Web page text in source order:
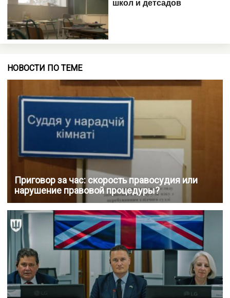
НОВОСТИ ПО ТЕМЕ
Приговор за час: скорость правосудия или
нарушение правовой процедуры?